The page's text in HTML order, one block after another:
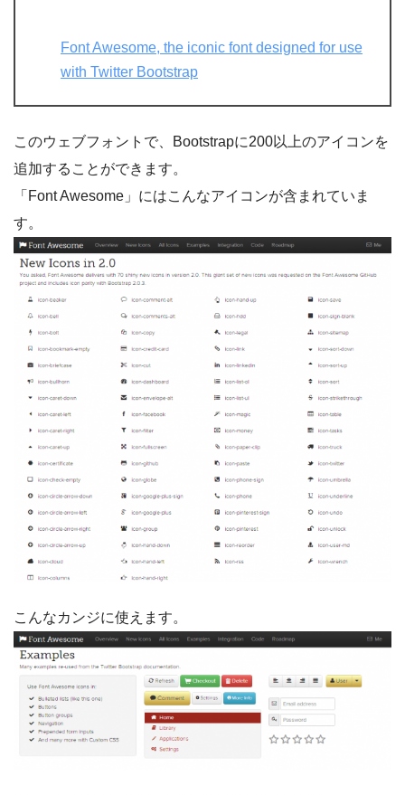
Font Awesome, the iconic font designed for use
with Twitter Bootstrap
このウェブフォントで、Bootstrapに200以上のアイコンを
追加することができます。
「Font Awesome」にはこんなアイコンが含まれていま
す。
こんなカンジに使えます。